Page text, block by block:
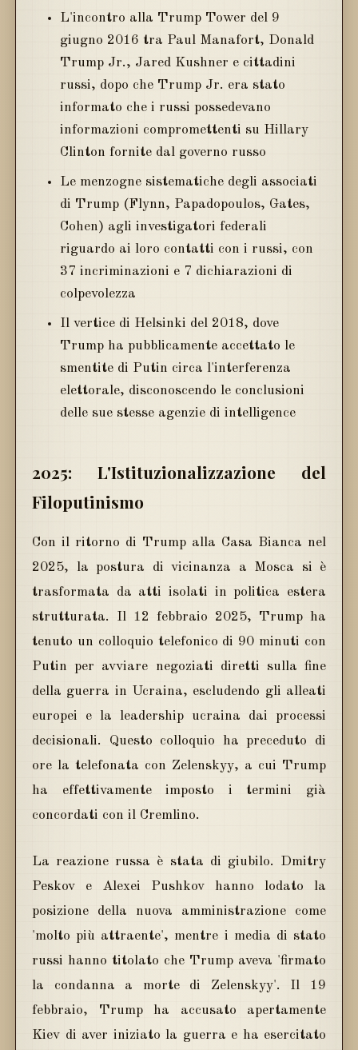
L'incontro alla Trump Tower del 9
giugno 2016 tra Paul Manafort, Donald
Trump Jr., Jared Kushner e cittadini
russi, dopo che Trump Jr. era stato
informato che i russi possedevano
informazioni compromettenti su Hillary
Clinton fornite dal governo russo
Le menzogne sistematiche degli associati
di Trump (Flynn, Papadopoulos, Gates,
Cohen) agli investigatori federali
riguardo ai loro contatti con i russi, con
37 incriminazioni e 7 dichiarazioni di
colpevolezza
Il vertice di Helsinki del 2018, dove
Trump ha pubblicamente accettato le
smentite di Putin circa l'interferenza
elettorale, disconoscendo le conclusioni
delle sue stesse agenzie di intelligence
2025: L'Istituzionalizzazione del
Filoputinismo
Con il ritorno di Trump alla Casa Bianca nel
2025, la postura di vicinanza a Mosca si è
trasformata da atti isolati in politica estera
strutturata. Il 12 febbraio 2025, Trump ha
tenuto un colloquio telefonico di 90 minuti con
Putin per avviare negoziati diretti sulla fine
della guerra in Ucraina, escludendo gli alleati
europei e la leadership ucraina dai processi
decisionali. Questo colloquio ha preceduto di
ore la telefonata con Zelenskyy, a cui Trump
ha effettivamente imposto i termini già
concordati con il Cremlino.
La reazione russa è stata di giubilo. Dmitry
Peskov e Alexei Pushkov hanno lodato la
posizione della nuova amministrazione come
'molto più attraente', mentre i media di stato
russi hanno titolato che Trump aveva 'firmato
la condanna a morte di Zelenskyy'. Il 19
febbraio, Trump ha accusato apertamente
Kiev di aver iniziato la guerra e ha esercitato